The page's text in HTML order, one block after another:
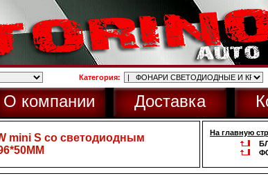
Категория:
О компании Доставка
mini S со светодиодным
На главную